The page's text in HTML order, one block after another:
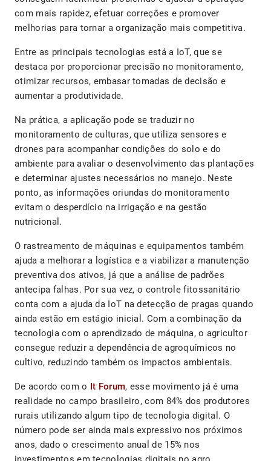
com mais rapidez, efetuar correções e promover
melhorias para tornar a organização mais competitiva.
Entre as principais tecnologias está a IoT, que se
destaca por proporcionar precisão no monitoramento,
otimizar recursos, embasar tomadas de decisão e
aumentar a produtividade.
Na prática, a aplicação pode se traduzir no
monitoramento de culturas, que utiliza sensores e
drones para acompanhar condições do solo e do
ambiente para avaliar o desenvolvimento das plantações
e determinar ajustes necessários no manejo. Neste
ponto, as informações oriundas do monitoramento
evitam o desperdício na irrigação e na gestão
nutricional.
O rastreamento de máquinas e equipamentos também
ajuda a melhorar a logística e a viabilizar a manutenção
preventiva dos ativos, já que a análise de padrões
antecipa falhas. Por sua vez, o controle fitossanitário
conta com a ajuda da IoT na detecção de pragas quando
ainda estão em estágio inicial. Com a combinação da
tecnologia com o aprendizado de máquina, o agricultor
consegue reduzir a dependência de agroquímicos no
cultivo, reduzindo também os impactos ambientais.
De acordo com o It Forum, esse movimento já é uma
realidade no campo brasileiro, com 84% dos produtores
rurais utilizando algum tipo de tecnologia digital. O
número pode ser ainda mais expressivo nos próximos
anos, dado o crescimento anual de 15% nos